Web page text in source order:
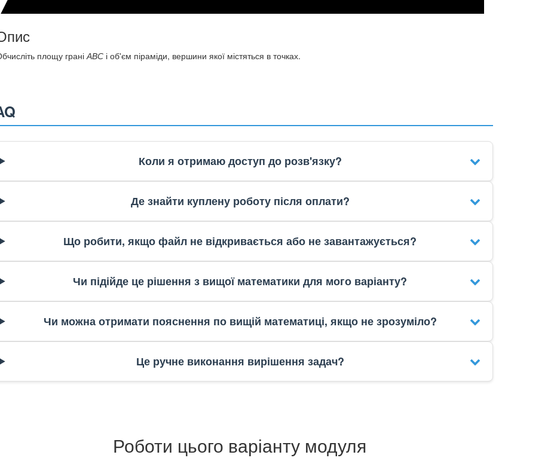
площу граніАВСі об'єм піраміди, вершини якої містяться в точках.
Коли я отримаю доступ до розв'язку?
Де знайти куплену роботу після оплати?
Що робити, якщо файл не відкривається або не завантажується?
Чи підійде це рішення з вищої математики для мого варіанту?
Чи можна отримати пояснення по вищій математиці, якщо не зрозуміло?
Це ручне виконання вирішення задач?
Роботи цього варіанту модуля